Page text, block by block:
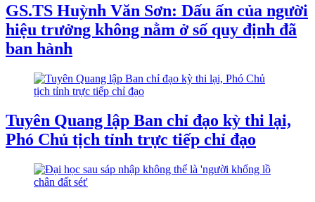
GS.TS Huỳnh Văn Sơn: Dấu ấn của người
hiệu trưởng không nằm ở số quy định đã
ban hành
Tuyên Quang lập Ban chỉ đạo kỳ thi lại,
Phó Chủ tịch tỉnh trực tiếp chỉ đạo